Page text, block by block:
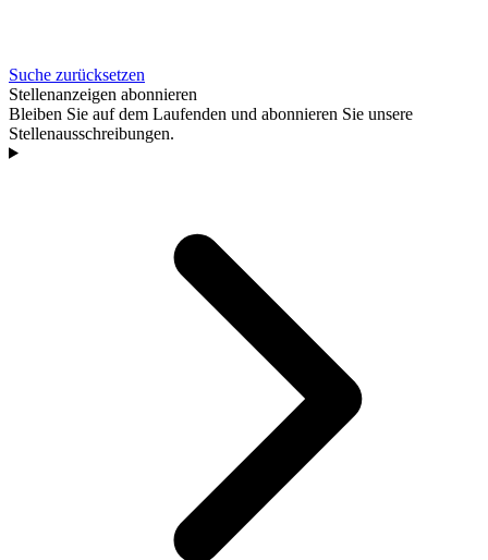
Suche zurücksetzen
Stellenanzeigen abonnieren
Bleiben Sie auf dem Laufenden und abonnieren Sie unsere
Stellenausschreibungen.